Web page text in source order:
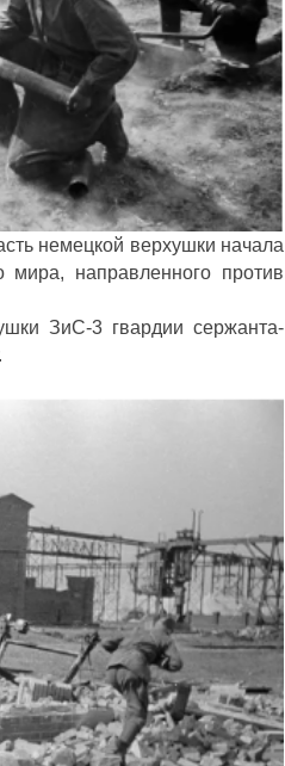
немецкой верхушки начала
направленного против
ЗиС-3 гвардии сержанта-